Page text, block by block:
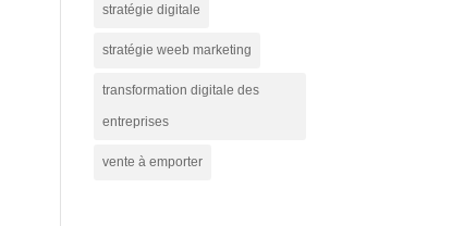
stratégie digitale
stratégie weeb marketing
transformation digitale des
entreprises
vente à emporter